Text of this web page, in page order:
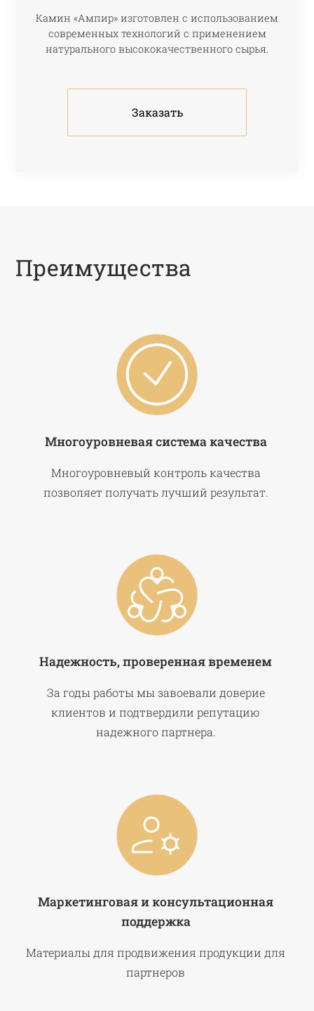
Камин «Ампир» изготовлен с использованием
современных технологий с применением
натурального высококачественного сырья.
Заказать
Преимущества
Многоуровневая система качества
Многоуровневый контроль качества
позволяет получать лучший результат.
Надежность, проверенная временем
За годы работы мы завоевали доверие
клиентов и подтвердили репутацию
надежного партнера.
Маркетинговая и консультационная
поддержка
Материалы для продвижения продукции для
партнеров